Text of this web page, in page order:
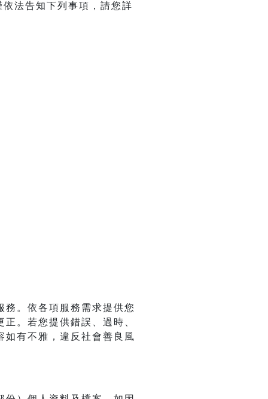
法告知下列事項，請您詳
。依各項服務需求提供您
。若您提供錯誤、過時、
如有不雅，違反社會善良風